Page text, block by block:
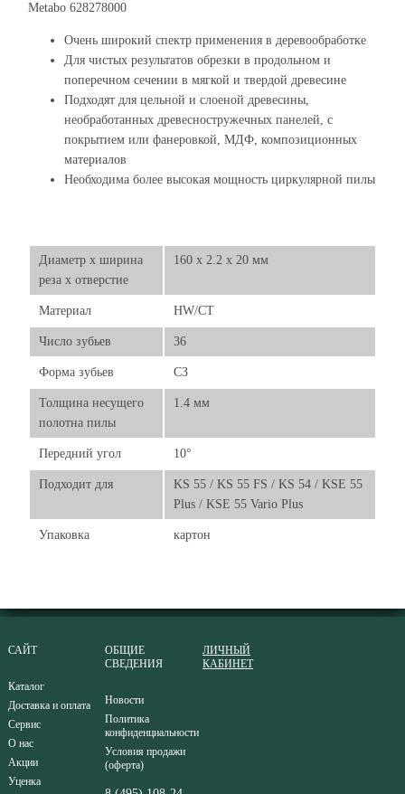
Metabo 628278000
Очень широкий спектр применения в деревообработке
Для чистых результатов обрезки в продольном и
поперечном сечении в мягкой и твердой древесине
Подходят для цельной и слоеной древесины,
необработанных древесностружечных панелей, с
покрытием или фанеровкой, МДФ, композиционных
материалов
Необходима более высокая мощность циркулярной пилы
Диаметр х ширина
реза х отверстие
160 x 2.2 x 20 мм
Материал HW/CT
Число зубьев 36
Форма зубьев СЗ
Толщина несущего
полотна пилы
1.4 мм
Передний угол 10°
Подходит для
KS 55 / KS 55 FS / KS 54 / KSE 55
Plus / KSE 55 Vario Plus
Упаковка картон
САЙТ
Каталог
Доставка и оплата
Сервис
О нас
Акции
Уценка
ОБЩИЕ
СВЕДЕНИЯ
Новости
Политика
конфиденциальности
Условия продажи
(оферта)
ЛИЧНЫЙ
КАБИНЕТ